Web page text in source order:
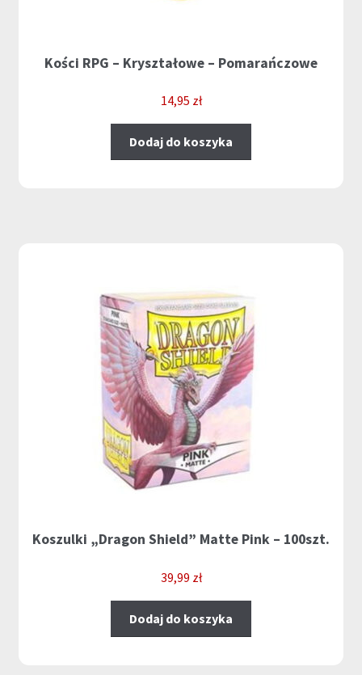
Kości RPG – Kryształowe – Pomarańczowe
14,95 zł
Dodaj do koszyka
Koszulki „Dragon Shield” Matte Pink – 100szt.
39,99 zł
Dodaj do koszyka